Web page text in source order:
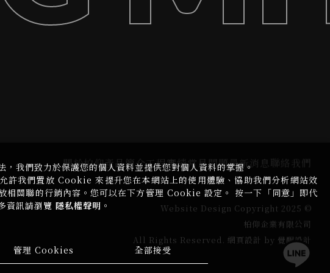
Website Design Copyright 2025 ©
柏仰企業有限公司
All Rights Reserved. 網頁設計 by 覺醒設計
，我們致力於保護您的個人資料並提供您對個人資料的掌握。
許我們置放 Cookie 來提升您在本網站上的使用體驗、協助我們分析網站效
相關聯的行銷內容。您可以在下方管理 Cookie 設定。 按一下「同意」即代
資訊請瀏覽 隱私權聲明 。
管理 Cookies 全部接受